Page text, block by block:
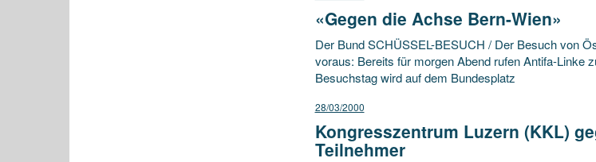
«Gegen die Achse Bern-Wien»
Der Bund SCHÜSSEL-BESUCH / Der Besuch von
voraus: Bereits für morgen Abend rufen Antifa-Linke
Besuchstag wird auf dem Bundesplatz
28/03/2000
Kongresszentrum Luzern (KKL)
Teilnehmer